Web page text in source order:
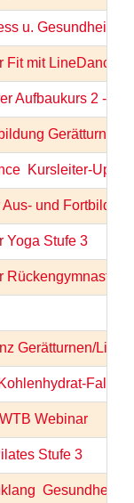
u. Gesundheit
Fit mit LineDance
Aufbaukurs 2 -
Gerätturnen
 Kursleiter-
Aus- und
Yoga Stufe 3
Rückengymnastik
Gerätturnen/
Falle
Webinar
Stufe 3
 Gesundheit